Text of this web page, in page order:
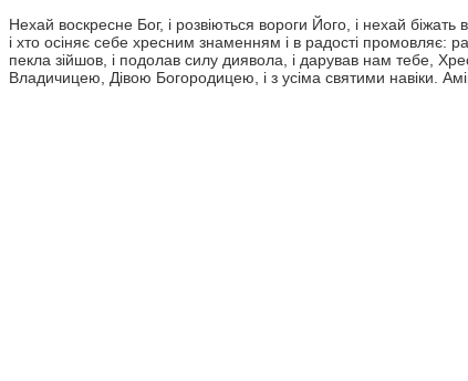
Нехай воскресне Бог, і розвіються вороги Його, і нехай
і хто осіняє себе хресним знаменням і в радості промовляє:
пекла зійшов, і подолав силу диявола, і дарував нам тебе,
Владичицею, Дівою Богородицею, і з усіма святими навіки.